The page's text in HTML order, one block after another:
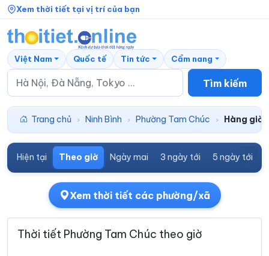
Xem thời tiết tại vị trí của bạn
Tìm kiếm
Việt Nam Quốc tế Tin tức Cẩm nang
Trang chủ › Ninh Bình › Phường Tam Chúc › Hàng giờ
Hiện tại Theo giờ Ngày mai 3 ngày tới 5 ngày tới
Xem thời tiết các phường/xã
Thời tiết Phường Tam Chúc theo giờ